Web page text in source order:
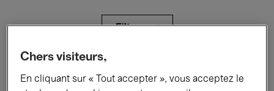
Filtres
Chers visiteurs,
En cliquant sur « Tout accepter », vous acceptez le